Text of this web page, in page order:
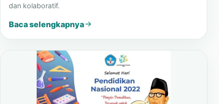
Prestasi Peserta Didik di Tingkat Nasional
Prestasi menjadi bukti proses pembinaan yang konsisten
dan kolaboratif.
Baca selengkapnya